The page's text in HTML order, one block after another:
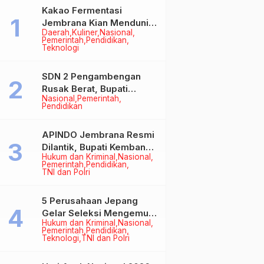
Daerah Kuliner Nasional
Pemerintah Pendidikan
Teknologi
Kakao Fermentasi
Jembrana Kian Mendunia,
Bupati Perkuat Komitmen
pada Standar Mutu dan
Nasional
Pemerintah
Pendidikan
SDN 2 Pengambengan
Rusak Berat, Bupati
Kembang Pastikan
Hukum dan Kriminal
Nasional
Pemerintah Pendidikan
TNI dan Polri
APINDO Jembrana Resmi
Dilantik, Bupati Kembang
Minta Pengusaha Jadi
Motor Penggerak
Hukum dan Kriminal
Nasional
Pemerintah Pendidikan
Teknologi TNI dan Polri
5 Perusahaan Jepang
Gelar Seleksi Mengemudi
di Jembrana, Buka
Peluang Kerja bagi Calon